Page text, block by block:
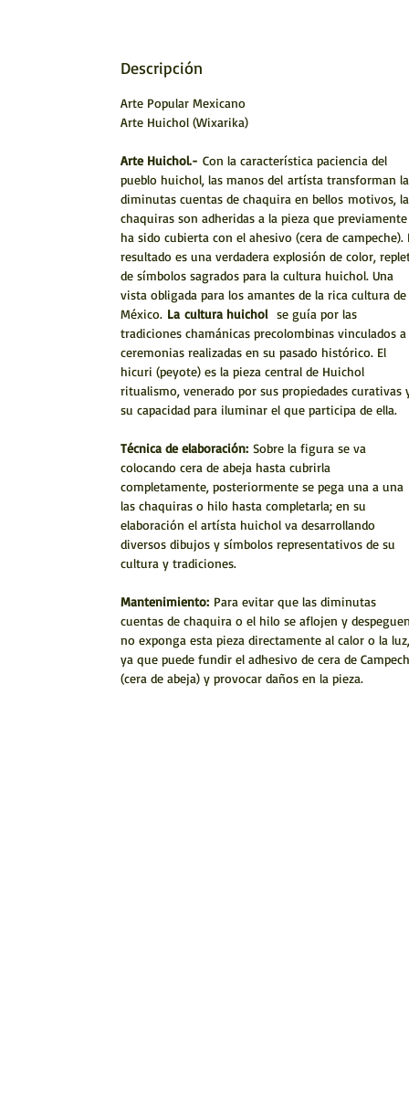
Descripción
Arte Popular Mexicano
Arte Huichol (Wixarika)
Arte Huichol.- Con la característica paciencia del
pueblo huichol, las manos del artísta transforman
diminutas cuentas de chaquira en bellos motivos,
chaquiras son adheridas a la pieza que previamente
ha sido cubierta con el ahesivo (cera de campeche).
resultado es una verdadera explosión de color,
de símbolos sagrados para la cultura huichol. Una
vista obligada para los amantes de la rica cultura de
México. La cultura huichol se guía por las
tradiciones chamánicas precolombinas vinculados a
ceremonias realizadas en su pasado histórico. El
hicuri (peyote) es la pieza central de Huichol
ritualismo, venerado por sus propiedades curativas
su capacidad para iluminar el que participa de ella.
Técnica de elaboración: Sobre la figura se va
colocando cera de abeja hasta cubrirla
completamente, posteriormente se pega una a una
las chaquiras o hilo hasta completarla; en su
elaboración el artísta huichol va desarrollando
diversos dibujos y símbolos representativos de su
cultura y tradiciones.
Mantenimiento: Para evitar que las diminutas
cuentas de chaquira o el hilo se aflojen y
no exponga esta pieza directamente al calor o la luz,
ya que puede fundir el adhesivo de cera de
(cera de abeja) y provocar daños en la pieza.